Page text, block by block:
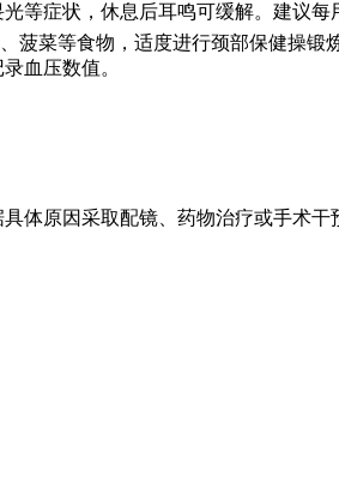
症状，休息后耳鸣可缓解。建议每
菜等食物，适度进行颈部保健操
血压数值。
体原因采取配镜、药物治疗或手术